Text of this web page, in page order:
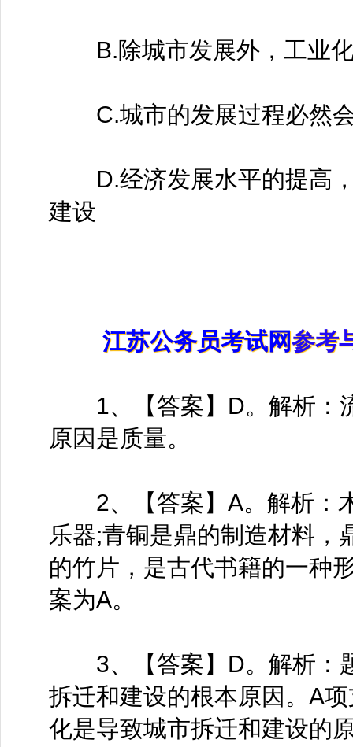
B.除城市发展外，工业化
C.城市的发展过程必然会
D.经济发展水平的提高，
建设
江苏公务员考试网参考
1、【答案】D。解析：
原因是质量。
2、【答案】A。解析：
乐器;青铜是鼎的制造材料，
的竹片，是古代书籍的一种
案为A。
3、【答案】D。解析：
拆迁和建设的根本原因。A
化是导致城市拆迁和建设的